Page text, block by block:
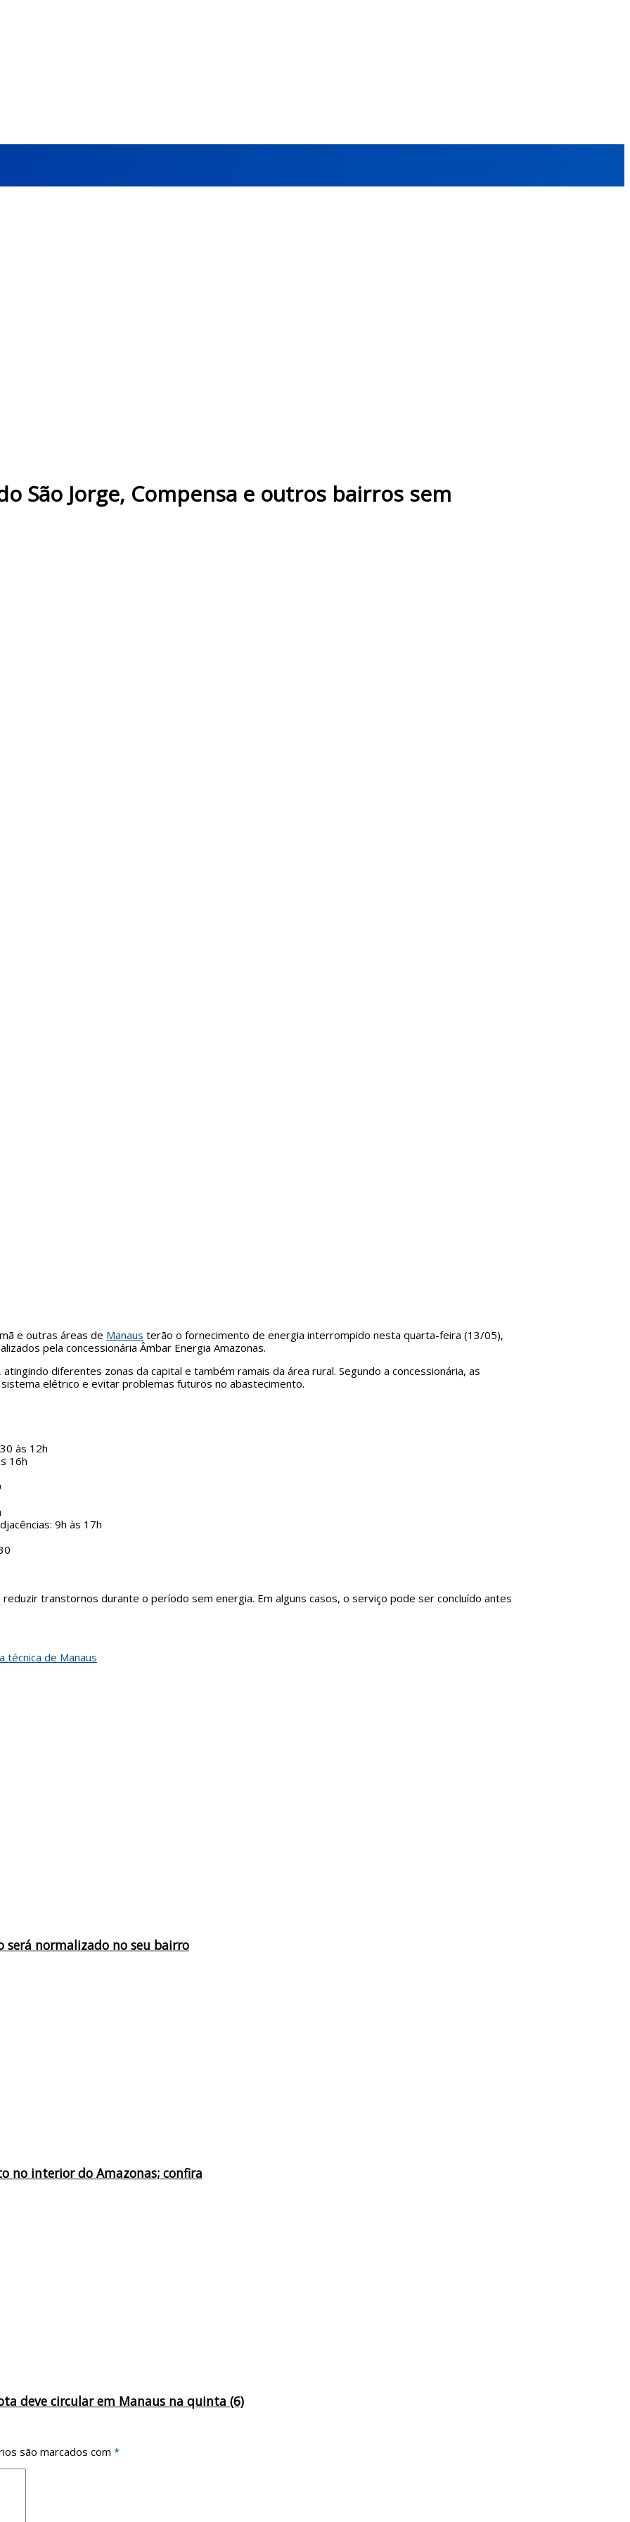
São Jorge, Compensa e outros bairros sem
e outras áreas de Manaus terão o fornecimento de energia interrompido nesta quarta-feira (13/05),
pela concessionária Âmbar Energia Amazonas.
diferentes zonas da capital e também ramais da área rural. Segundo a concessionária, as
elétrico e evitar problemas futuros no abastecimento.
às 12h
16h
9h às 17h
transtornos durante o período sem energia. Em alguns casos, o serviço pode ser concluído antes
técnica de Manaus
será normalizado no seu bairro
no interior do Amazonas; confira
deve circular em Manaus na quinta (6)
são marcados com *